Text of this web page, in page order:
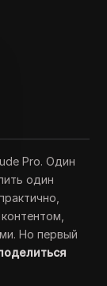
Pro. Один
один
Но первый